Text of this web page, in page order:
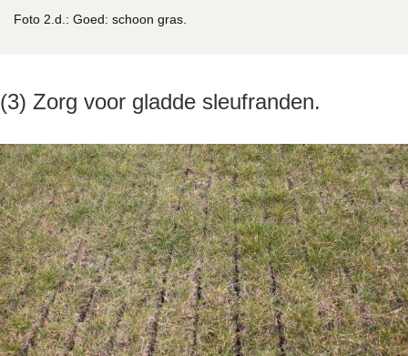
Foto 2.d.: Goed: schoon gras.
(3) Zorg voor gladde sleufranden.